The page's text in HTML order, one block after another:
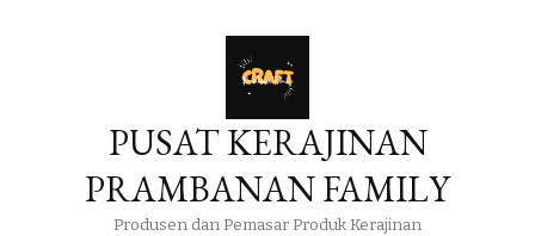
PUSAT KERAJINAN
PRAMBANAN FAMILY
Produsen dan Pemasar Produk Kerajinan